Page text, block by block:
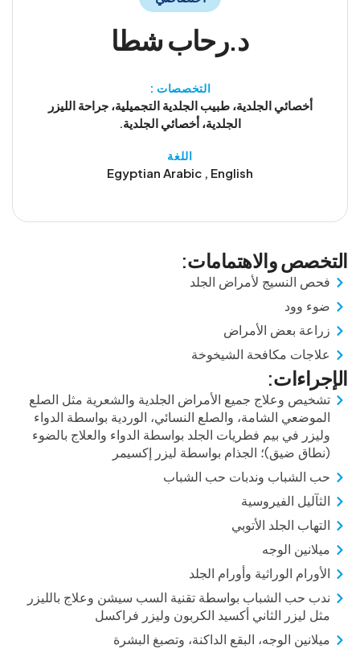
د.رحاب شطا
التخصصات :
أخصائي الجلدية، طبيب الجلدية التجميلية، جراحة الليزر
الجلدية، أخصائي الجلدية.
اللغة
Egyptian Arabic , English
التخصص والاهتمامات:
فحص النسيج لأمراض الجلد
ضوء وود
زراعة بعض الأمراض
علاجات مكافحة الشيخوخة
الإجراءات:
تشخيص وعلاج جميع الأمراض الجلدية والشعرية مثل الصلع
الموضعي الشامة، والصلع النسائي، الوردية بواسطة الدواء
وليزر في بيم فطريات الجلد بواسطة الدواء والعلاج بالضوء
(نطاق ضيق)؛ الجذام بواسطة ليزر إكسيمر
حب الشباب وندبات حب الشباب
الثآليل الفيروسية
التهاب الجلد الأتوبي
ميلانين الوجه
الأورام الوراثية وأورام الجلد
ندب حب الشباب بواسطة تقنية السب سيشن وعلاج بالليزر
مثل ليزر الثاني أكسيد الكربون وليزر فراكسل
ميلانين الوجه، البقع الداكنة، وتصبغ البشرة